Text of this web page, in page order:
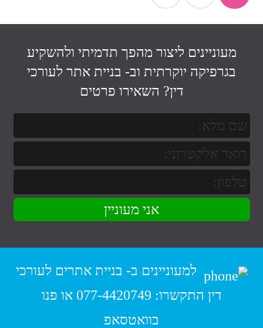
מעוניינים ליצור מהפך תדמיתי ולהשקיע
בגרפיקה יוקרתית וב- בניית אתר לעורכי
דין? השאירו פרטים
למעוניינים ב- בניית אתרים לעורכי
דין התקשרו: 077-4420749 או פנו
בוואטסאפ